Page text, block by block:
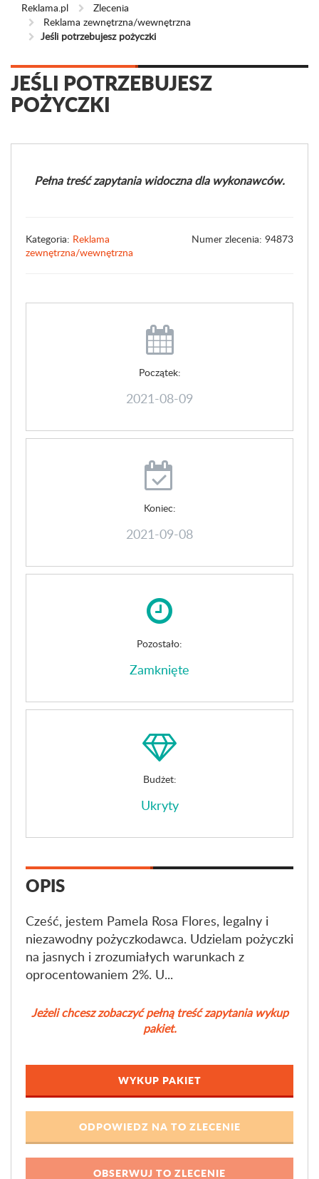
Reklama.pl
Zlecenia
Reklama zewnętrzna/wewnętrzna
Jeśli potrzebujesz pożyczki
JEŚLI POTRZEBUJESZ
POŻYCZKI
Pełna treść zapytania widoczna dla wykonawców.
Kategoria: Reklama
zewnętrzna/wewnętrzna
Numer zlecenia: 94873
Początek:
2021-08-09
Koniec:
2021-09-08
Pozostało:
Zamknięte
Budżet:
Ukryty
OPIS
Cześć, jestem Pamela Rosa Flores, legalny i
niezawodny pożyczkodawca. Udzielam pożyczki
na jasnych i zrozumiałych warunkach z
oprocentowaniem 2%. U...
Jeżeli chcesz zobaczyć pełną treść zapytania wykup
pakiet.
WYKUP PAKIET